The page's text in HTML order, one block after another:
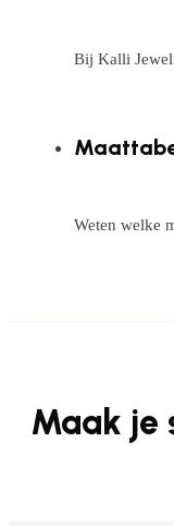
Bij Kalli
Weten welke
Maak je